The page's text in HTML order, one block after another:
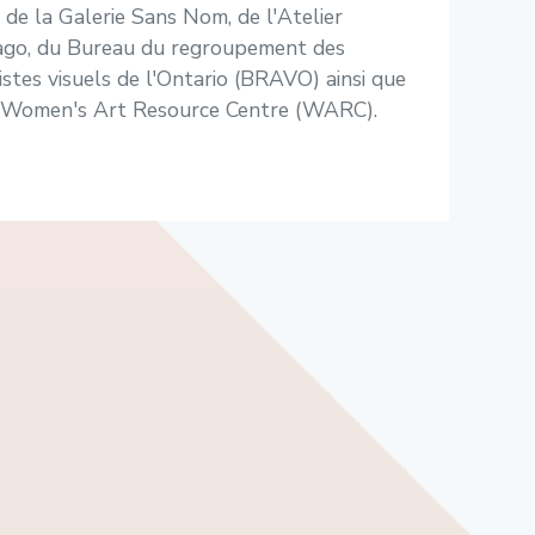
de la Galerie Sans Nom, de l'Atelier
du Bureau du regroupement des
visuels de l'Ontario (BRAVO) ainsi que
Art Resource Centre (WARC).